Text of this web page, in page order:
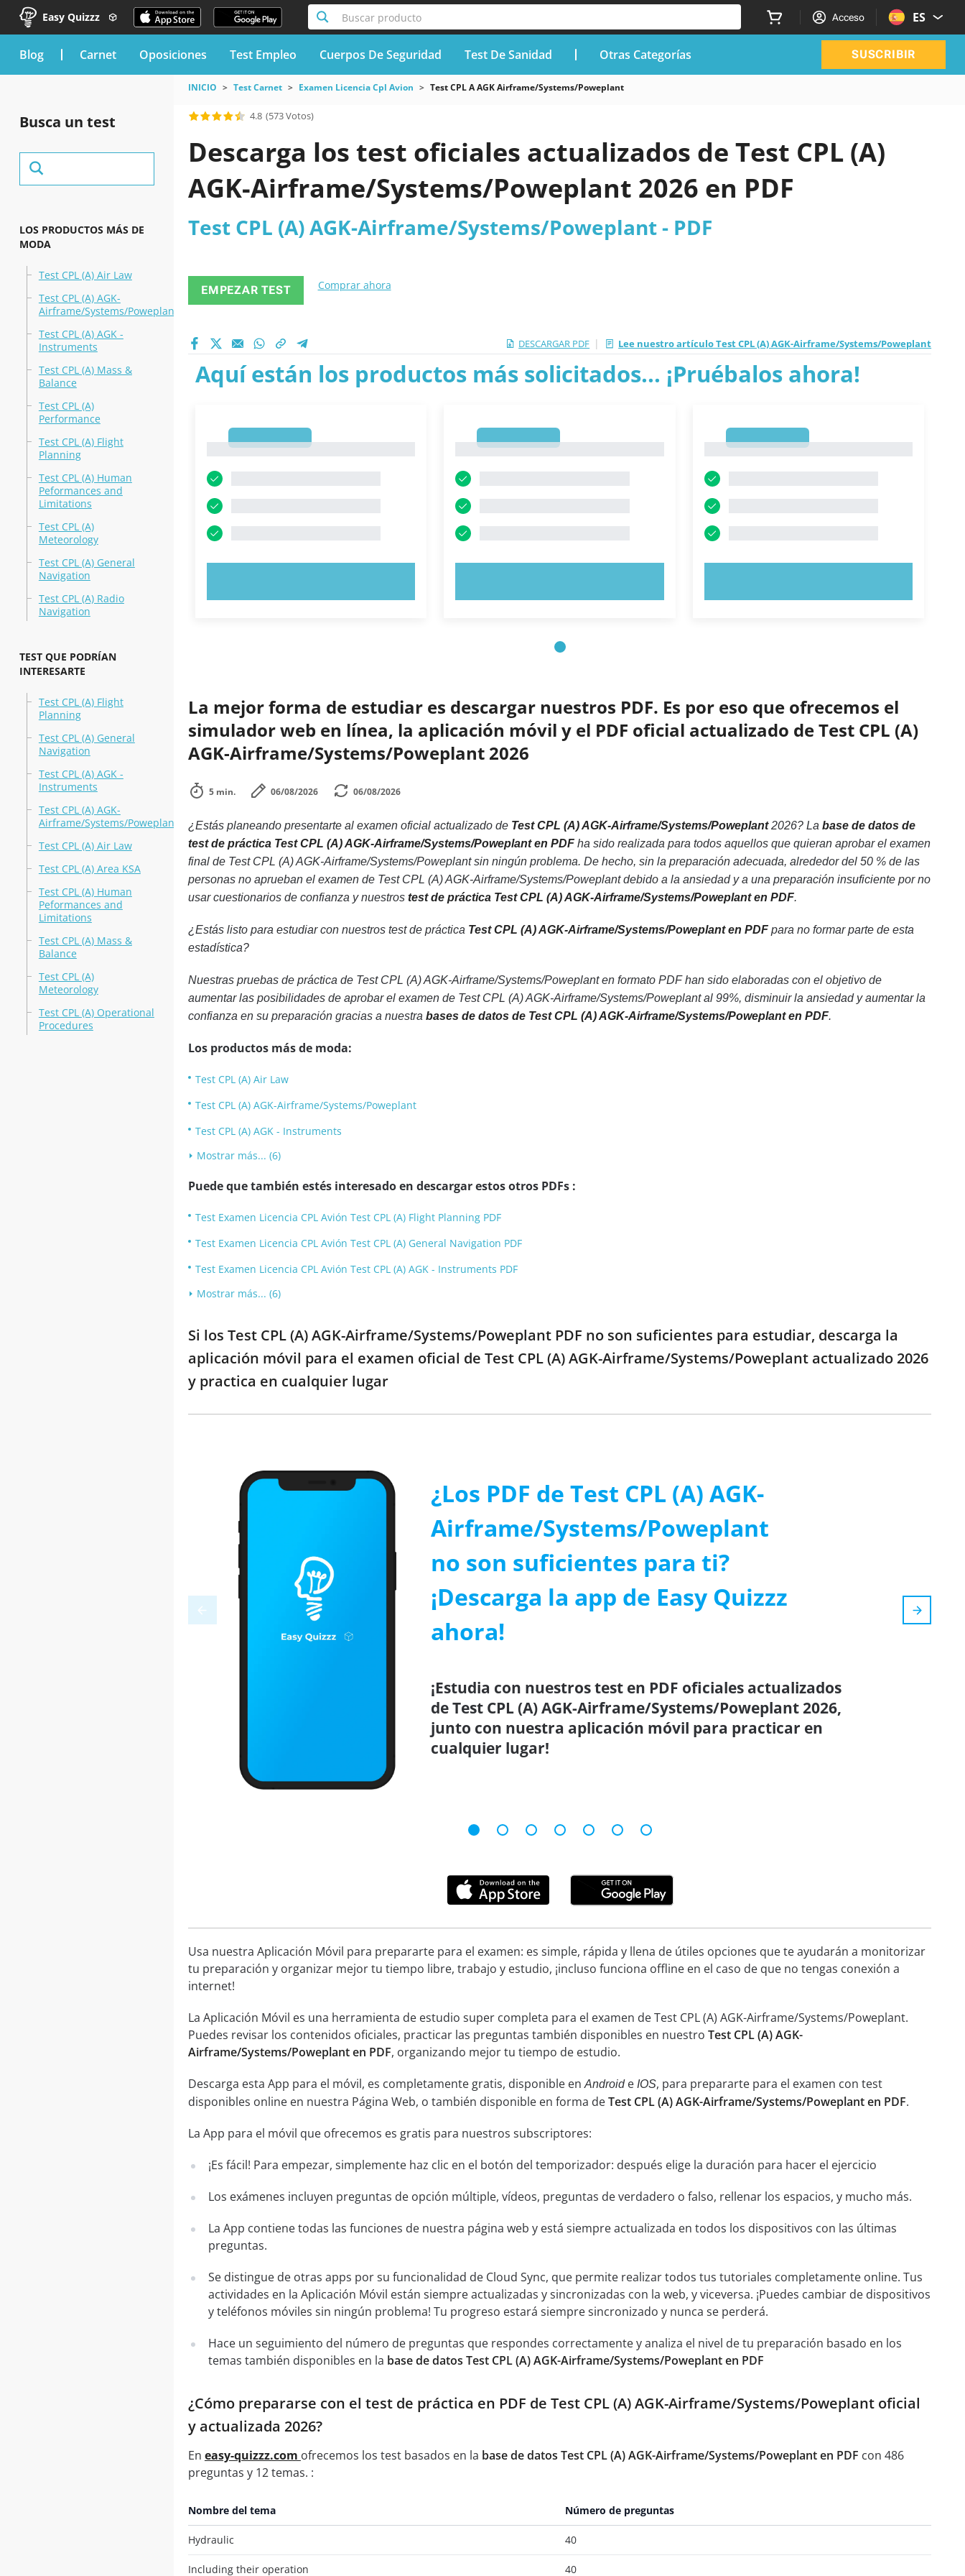
Easy Quizzz Buscar producto Acceso ES
blog Carnet Oposiciones Test Empleo Cuerpos De Seguridad Test De Sanidad Otras Categorías SUSCRIBIR
Busca un test
LOS PRODUCTOS MÁS DE
MODA
Test CPL (A) Air Law
Test CPL (A) AGK-
Airframe/Systems/Poweplant
Test CPL (A) AGK -
Instruments
Test CPL (A) Mass &
Balance
Test CPL (A)
Performance
Test CPL (A) Flight
Planning
Test CPL (A) Human
Peformances and
Limitations
Test CPL (A)
Meteorology
Test CPL (A) General
Navigation
Test CPL (A) Radio
Navigation
TEST QUE PODRÍAN
INTERESARTE
Test CPL (A) Flight
Planning
Test CPL (A) General
Navigation
Test CPL (A) AGK -
Instruments
Test CPL (A) AGK-
Airframe/Systems/Poweplant
Test CPL (A) Air Law
Test CPL (A) Area KSA
Test CPL (A) Human
Peformances and
Limitations
Test CPL (A) Mass &
Balance
Test CPL (A)
Meteorology
Test CPL (A) Operational
Procedures
INICIO Test Carnet Examen Licencia Cpl Avion Test CPL A AGK Airframe/Systems/Poweplant
4.8 (573 Votos)
Descarga los test oficiales actualizados de Test CPL (A)
AGK-Airframe/Systems/Poweplant 2026 en PDF
Test CPL (A) AGK-Airframe/Systems/Poweplant - PDF
EMPEZAR TEST Comprar ahora
DESCARGAR PDF | Lee nuestro artículo Test CPL (A) AGK-Airframe/Systems/Poweplant
Aquí están los productos más solicitados... ¡Pruébalos ahora!
La mejor forma de estudiar es descargar nuestros PDF. Es por eso que ofrecemos el
simulador web en línea, la aplicación móvil y el PDF oficial actualizado de Test CPL (A)
AGK-Airframe/Systems/Poweplant 2026
5 min. 06/08/2026 06/08/2026
¿Estás planeando presentarte al examen oficial actualizado de Test CPL (A) AGK-Airframe/Systems/Poweplant2026? La base de datos de
test de práctica Test CPL (A) AGK-Airframe/Systems/Poweplant en PDFha sido realizada para todos aquellos que quieran aprobar el examen
final de Test CPL (A) AGK-Airframe/Systems/Poweplant sin ningún problema. De hecho, sin la preparación adecuada, alrededor del 50 % de las
personas no aprueban el examen de Test CPL (A) AGK-Airframe/Systems/Poweplant debido a la ansiedad y a una preparación insuficiente por no
usar cuestionarios de confianza y nuestros test de práctica Test CPL (A) AGK-Airframe/Systems/Poweplant en PDF.
¿Estás listo para estudiar con nuestros test de práctica Test CPL (A) AGK-Airframe/Systems/Poweplant en PDFpara no formar parte de esta
estadística?
Nuestras pruebas de práctica de Test CPL (A) AGK-Airframe/Systems/Poweplant en formato PDF han sido elaboradas con el objetivo de
aumentar las posibilidades de aprobar el examen de Test CPL (A) AGK-Airframe/Systems/Poweplant al 99%, disminuir la ansiedad y aumentar la
confianza en su preparación gracias a nuestra bases de datos de Test CPL (A) AGK-Airframe/Systems/Poweplant en PDF.
Los productos más de moda:
Test CPL (A) Air Law
Test CPL (A) AGK-Airframe/Systems/Poweplant
Test CPL (A) AGK - Instruments
Mostrar más... (6)
Puede que también estés interesado en descargar estos otros PDFs :
Test Examen Licencia CPL Avión Test CPL (A) Flight Planning PDF
Test Examen Licencia CPL Avión Test CPL (A) General Navigation PDF
Test Examen Licencia CPL Avión Test CPL (A) AGK - Instruments PDF
Mostrar más... (6)
Si los Test CPL (A) AGK-Airframe/Systems/Poweplant PDF no son suficientes para estudiar, descarga la
aplicación móvil para el examen oficial de Test CPL (A) AGK-Airframe/Systems/Poweplant actualizado 2026
y practica en cualquier lugar
¿Los PDF de Test CPL (A) AGK-
Airframe/Systems/Poweplant
no son suficientes para ti?
¡Descarga la app de Easy Quizzz
ahora!
¡Estudia con nuestros test en PDF oficiales actualizados
de Test CPL (A) AGK-Airframe/Systems/Poweplant 2026,
junto con nuestra aplicación móvil para practicar en
cualquier lugar!
Usa nuestra Aplicación Móvil para prepararte para el examen: es simple, rápida y llena de útiles opciones que te ayudarán a monitorizar
tu preparación y organizar mejor tu tiempo libre, trabajo y estudio, ¡incluso funciona offline en el caso de que no tengas conexión a
internet!
La Aplicación Móvil es una herramienta de estudio super completa para el examen de Test CPL (A) AGK-Airframe/Systems/Poweplant.
Puedes revisar los contenidos oficiales, practicar las preguntas también disponibles en nuestro Test CPL (A) AGK-
Airframe/Systems/Poweplant en PDF, organizando mejor tu tiempo de estudio.
Descarga esta App para el móvil, es completamente gratis, disponible enAndroide IOS, para prepararte para el examen con test
disponibles online en nuestra Página Web, o también disponible en forma deTest CPL (A) AGK-Airframe/Systems/Poweplant en PDF.
La App para el móvil que ofrecemos es gratis para nuestros subscriptores:
¡Es fácil! Para empezar, simplemente haz clic en el botón del temporizador: después elige la duración para hacer el ejercicio
Los exámenes incluyen preguntas de opción múltiple, vídeos, preguntas de verdadero o falso, rellenar los espacios, y mucho más.
La App contiene todas las funciones de nuestra página web y está siempre actualizada en todos los dispositivos con las últimas
preguntas.
Se distingue de otras apps por su funcionalidad de Cloud Sync, que permite realizar todos tus tutoriales completamente online. Tus
actividades en la Aplicación Móvil están siempre actualizadas y sincronizadas con la web, y viceversa. ¡Puedes cambiar de dispositivos
y teléfonos móviles sin ningún problema! Tu progreso estará siempre sincronizado y nunca se perderá.
Hace un seguimiento del número de preguntas que respondes correctamente y analiza el nivel de tu preparación basado en los
temas también disponibles en la base de datos Test CPL (A) AGK-Airframe/Systems/Poweplant en PDF
¿Cómo prepararse con el test de práctica en PDF de Test CPL (A) AGK-Airframe/Systems/Poweplant oficial
y actualizada 2026?
En easy-quizzz.com ofrecemos los test basados en la base de datos Test CPL (A) AGK-Airframe/Systems/Poweplant en PDF con 486
preguntas y 12 temas. :
Nombre del tema Número de preguntas
Hydraulic 40
Including their operation 40